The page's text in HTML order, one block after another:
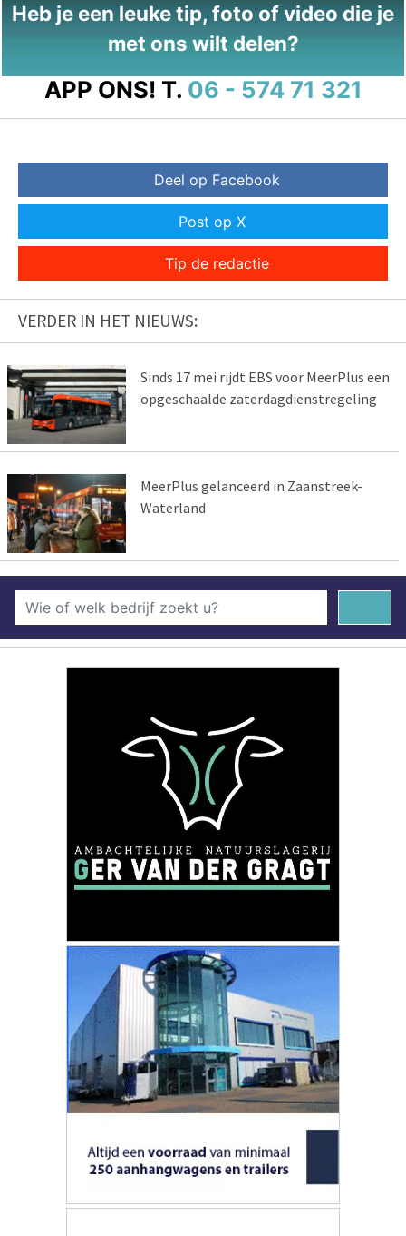
Heb je een leuke tip, foto of video die je
met ons wilt delen?
APP ONS! T. 06 - 574 71 321
Deel op Facebook
Post op X
Tip de redactie
VERDER IN HET NIEUWS:
Sinds 17 mei rijdt EBS voor MeerPlus een
opgeschaalde zaterdagdienstregeling
MeerPlus gelanceerd in Zaanstreek-
Waterland